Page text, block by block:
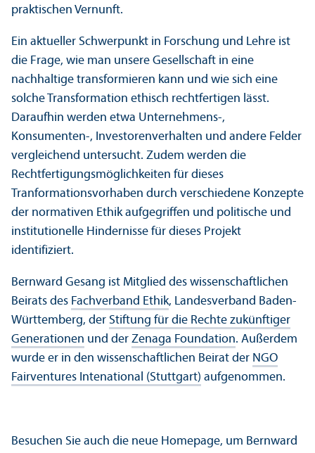
praktischen Vernunft.
Ein aktueller Schwerpunkt in Forschung und Lehre ist
die Frage, wie man unsere Gesellschaft in eine
nachhaltige trans­formieren kann und wie sich eine
solche Trans­formation ethisch rechtfertigen lässt.
Daraufhin werden etwa Unter­nehmens-,
Konsumenten-, Investoren­verhalten und andere Felder
vergleich­end unter­sucht. Zudem werden die
Rechtfertigungs­möglichkeiten für dieses
Tranformations­vorhaben durch verschiedene Konzepte
der normativen Ethik aufgegriffen und politische und
institutionelle Hindernisse für dieses Projekt
identifiziert.
Bernward Gesang ist Mitglied des wissenschaft­lichen
Beirats des Fach­verband Ethik, Landes­verband Baden-
Württemberg, der Stiftung für die Rechte zukünftiger
Generationen und der Zenaga Foundation. Außerdem
wurde er in den wissenschaft­lichen Beirat der NGO
Fairventures Intenational (Stuttgart) aufgenommen.
Besuchen Sie auch die neue Homepage, um Bernward